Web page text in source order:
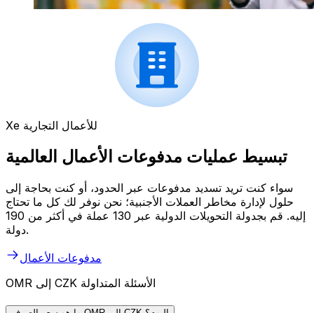
Xe للأعمال التجارية
تبسيط عمليات مدفوعات الأعمال العالمية
سواء كنت تريد تسديد مدفوعات عبر الحدود، أو كنت بحاجة إلى
حلول لإدارة مخاطر العملات الأجنبية؛ نحن نوفر لك كل ما تحتاج
إليه. قم بجدولة التحويلات الدولية عبر 130 عملة في أكثر من 190
دولة.
مدفوعات الأعمال
OMR إلى CZK الأسئلة المتداولة